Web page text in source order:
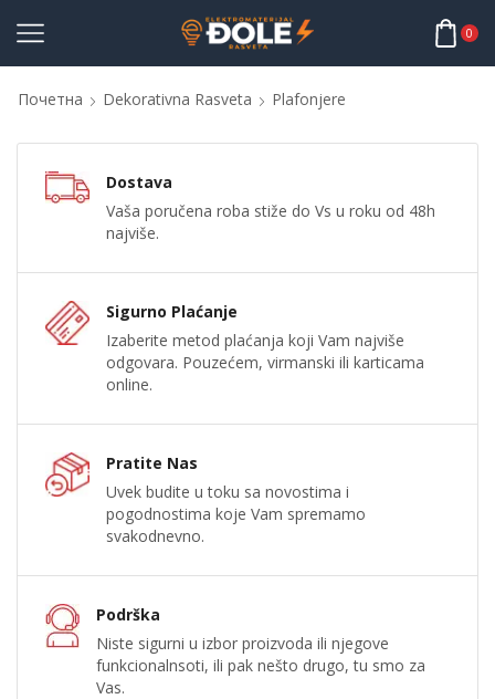
0
Почетна Dekorativna Rasveta Plafonjere
Dostava
Vaša poručena roba stiže do Vs u roku od 48h
najviše.
Sigurno Plaćanje
Izaberite metod plaćanja koji Vam najviše
odgovara. Pouzećem, virmanski ili karticama
online.
Pratite Nas
Uvek budite u toku sa novostima i
pogodnostima koje Vam spremamo
svakodnevno.
Podrška
Niste sigurni u izbor proizvoda ili njegove
funkcionalnsoti, ili pak nešto drugo, tu smo za
Vas.